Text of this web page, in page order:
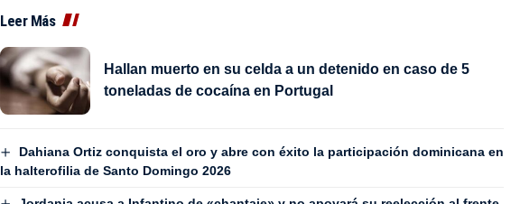
Leer Más
Hallan muerto en su celda a un detenido en caso de 5
toneladas de cocaína en Portugal
Dahiana Ortiz conquista el oro y abre con éxito la participación dominicana en
la halterofilia de Santo Domingo 2026